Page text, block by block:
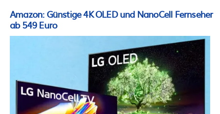
Amazon: Günstige 4K OLED und NanoCell Fernseher
ab 549 Euro